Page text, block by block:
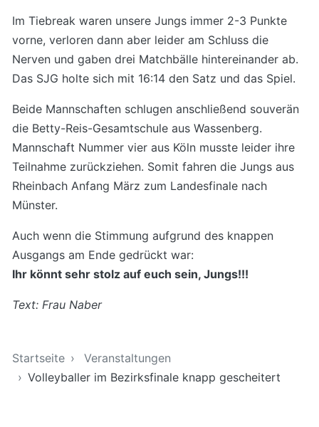
Im Tiebreak waren unsere Jungs immer 2-3 Punkte
vorne, verloren dann aber leider am Schluss die
Nerven und gaben drei Matchbälle hintereinander ab.
Das SJG holte sich mit 16:14 den Satz und das Spiel.
Beide Mannschaften schlugen anschließend souverän
die Betty-Reis-Gesamtschule aus Wassenberg.
Mannschaft Nummer vier aus Köln musste leider ihre
Teilnahme zurückziehen. Somit fahren die Jungs aus
Rheinbach Anfang März zum Landesfinale nach
Münster.
Auch wenn die Stimmung aufgrund des knappen
Ausgangs am Ende gedrückt war:
Ihr könnt sehr stolz auf euch sein, Jungs!!!
Text: Frau Naber
Startseite
Veranstaltungen
Volleyballer im Bezirksfinale knapp gescheitert